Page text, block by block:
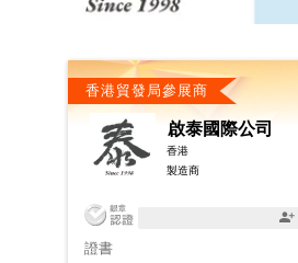
香港貿發局參展商
啟泰國際公司
香港
製造商
證書